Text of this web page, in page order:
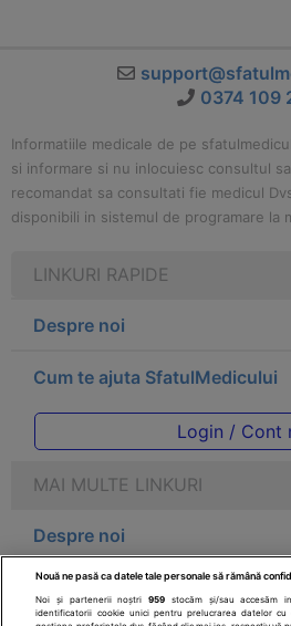
0374 109
Informatiile medicale de pe
si informare si nu inlocuiesc consultul
recomandat sa consultati fie medicul
disponibili in sistemul de programare la
LINKURI RAPIDE
Despre noi
Cum te ajuta SfatulMedicului
Login / Cont
MAI MULTE LINKURI
Despre noi
Legal
Nouă ne pasă ca datele tale personale să rămână
Noi și partenerii noștri959 stocăm și/sau accesăm
identificatorii cookie unici pentru prelucrarea datelor